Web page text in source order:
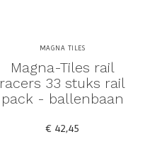
MAGNA TILES
Magna-Tiles rail
racers 33 stuks rail
pack - ballenbaan
€ 42,45